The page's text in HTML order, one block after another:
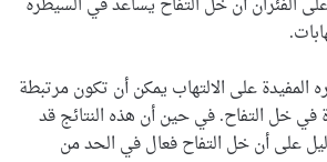
المفيدة على الالتهاب يمكن أن تكون مرتبطة
في خل التفاح. في حين أن هذه النتائج قد
على أن خل التفاح فعال في الحد من